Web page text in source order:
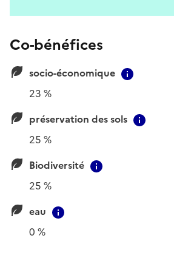
Co-bénéfices
socio-économique
23 %
préservation des sols
25 %
Biodiversité
25 %
eau
0 %